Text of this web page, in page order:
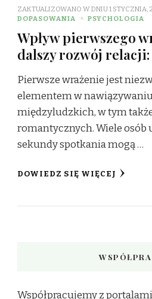
ZAKTUALIZOWANO W DNIU1 STYCZNIA,
DOPASOWANIA
PSYCHOLOGIA
Wpływ pierwszego
dalszy rozwój
Pierwsze wrażenie jest
elementem w
międzyludzkich, w tym
romantycznych. Wiele osób
sekundy spotkania mogą …
DOWIEDZ SIĘ WIĘCEJ
Współpracujemy z